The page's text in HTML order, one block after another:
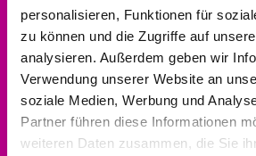
personalisieren, Funktionen für
zu können und die Zugriffe auf
analysieren. Außerdem geben wir
Verwendung unserer Website an
soziale Medien, Werbung und
Partner führen diese Informationen
weiteren Daten zusammen, die Sie
Kontakt aufnehmen
0561 937821-440